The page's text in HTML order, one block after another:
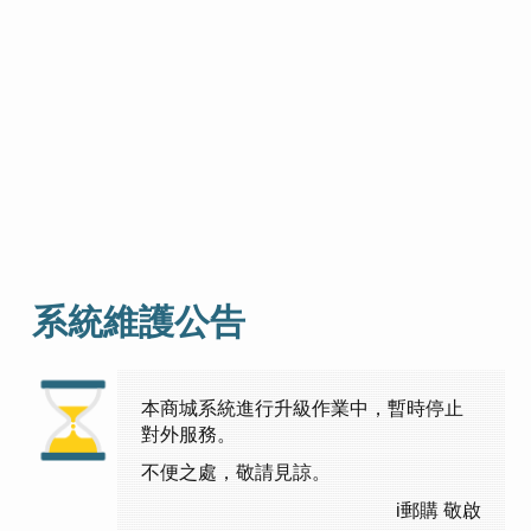
系統維護公告
本商城系統進行升級作業中，暫時停止
對外服務。
不便之處，敬請見諒。
i郵購 敬啟